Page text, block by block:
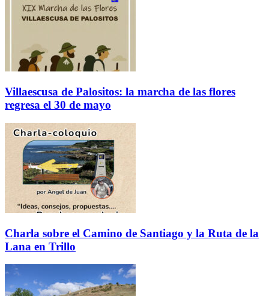
Villaescusa de Palositos: la marcha de las flores
regresa el 30 de mayo
Charla sobre el Camino de Santiago y la Ruta de la
Lana en Trillo